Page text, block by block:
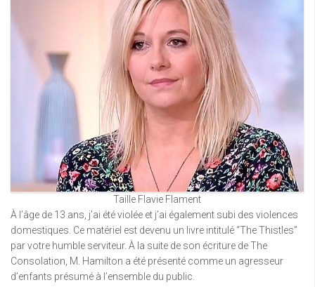
Taille Flavie Flament
À l’âge de 13 ans, j’ai été violée et j’ai également subi des violences
domestiques. Ce matériel est devenu un livre intitulé “The Thistles”
par votre humble serviteur. À la suite de son écriture de The
Consolation, M. Hamilton a été présenté comme un agresseur
d’enfants présumé à l’ensemble du public.